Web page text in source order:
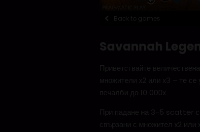
Back to games
Savannah
Приветствайте
множители x2 или x3 – те
печалби до 10 000x
При падане на 3-5 scatter
свързани с множител x2 или